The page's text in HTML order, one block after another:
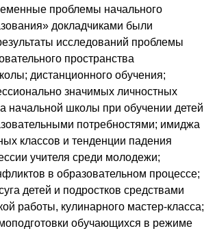
проблемы начального
докладчиками были
исследований проблемы
пространства
дистанционного обучения;
значимых личностных
начальной школы при обучении детей
потребностями; имиджа
классов и тенденции падения
учителя среди молодежи;
в образовательном процессе;
детей и подростков средствами
работы, кулинарного мастер-класса;
обучающихся в режиме